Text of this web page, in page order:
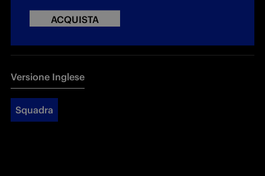
ACQUISTA
Versione Inglese
Squadra